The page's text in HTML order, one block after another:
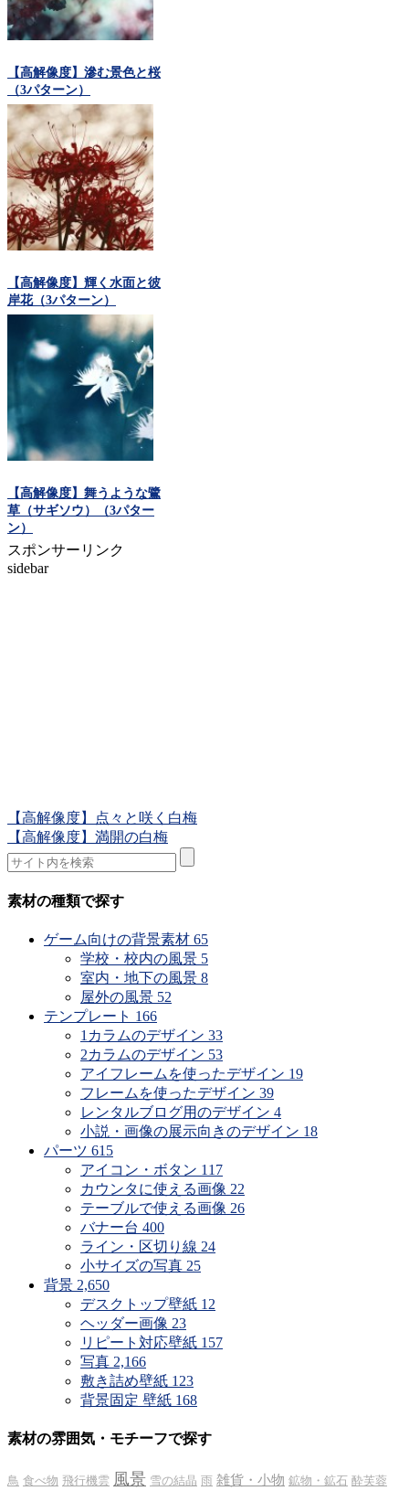
【高解像度】滲む景色と桜
（3パターン）
【高解像度】輝く水面と彼
岸花（3パターン）
【高解像度】舞うような鷺
草（サギソウ）（3パター
ン）
スポンサーリンク
sidebar
【高解像度】点々と咲く白梅
【高解像度】満開の白梅
素材の種類で探す
ゲーム向けの背景素材 65
学校・校内の風景 5
室内・地下の風景 8
屋外の風景 52
テンプレート 166
1カラムのデザイン 33
2カラムのデザイン 53
アイフレームを使ったデザイン 19
フレームを使ったデザイン 39
レンタルブログ用のデザイン 4
小説・画像の展示向きのデザイン 18
パーツ 615
アイコン・ボタン 117
カウンタに使える画像 22
テーブルで使える画像 26
バナー台 400
ライン・区切り線 24
小サイズの写真 25
背景 2,650
デスクトップ壁紙 12
ヘッダー画像 23
リピート対応壁紙 157
写真 2,166
敷き詰め壁紙 123
背景固定 壁紙 168
素材の雰囲気・モチーフで探す
鳥 食べ物 飛行機雲 風景 雪の結晶 雨 雑貨・小物 鉱物・鉱石 酔芙蓉